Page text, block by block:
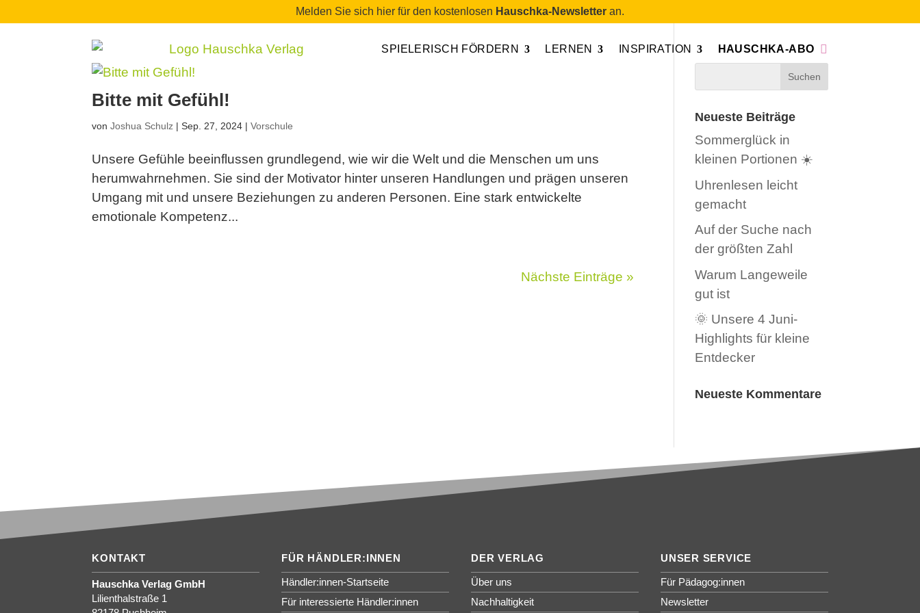
Melden Sie sich hier für den kostenlosen Hauschka-Newsletter an.
SPIELERISCH FÖRDERN LERNEN INSPIRATION HAUSCHKA-ABO
Bitte mit Gefühl!
vonJoshua Schulz |Sep. 27, 2024 |Vorschule
Unsere Gefühle beeinflussen grundlegend, wie wir die Welt und die Menschen um uns
herumwahrnehmen. Sie sind der Motivator hinter unseren Handlungen und prägen unseren
Umgang mit und unsere Beziehungen zu anderen Personen. Eine stark entwickelte
emotionale Kompetenz...
Nächste Einträge »
Neueste Beiträge
Sommerglück in
kleinen Portionen ☀️
Uhrenlesen leicht
gemacht
Auf der Suche nach
der größten Zahl
Warum Langeweile
gut ist
🌞 Unsere 4 Juni-
Highlights für kleine
Entdecker
Neueste Kommentare
KONTAKT
Hauschka Verlag GmbH
Lilienthalstraße 1
FÜR HÄNDLER:INNEN
Händler:innen-Startseite
Für interessierte Händler:innen
DER VERLAG
Über uns
Nachhaltigkeit
UNSER SERVICE
Für Pädagog:innen
Newsletter